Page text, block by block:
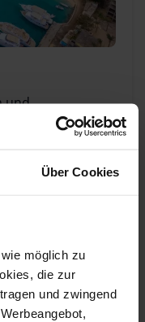
Über Cookies
möglich zu
die zur
und zwingend
und
Meer und
ist ein beliebtes
für die
hier zu finden.
zum
kann
und die